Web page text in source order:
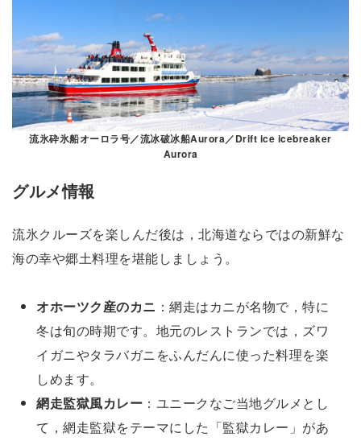
流氷砕氷船オーロラ号／流冰破冰船Aurora／Drift ice icebreaker
Aurora
グルメ情報
流氷クルーズを楽しんだ後は，北海道ならではの新鮮な
海の幸や郷土料理を堪能しましょう。
オホーツク産のカニ ：網走はカニが名物で，特に
冬は旬の時期です。地元のレストランでは，ズワ
イガニやタラバガニをふんだんに使った料理を楽
しめます。
網走監獄風カレー ：ユニークなご当地グルメとし
て，網走監獄をテーマにした「監獄カレー」があ